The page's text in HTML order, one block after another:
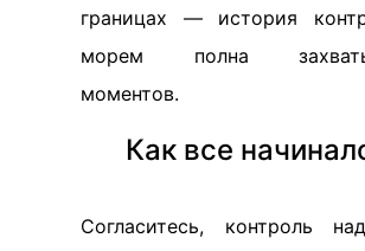
границах — история
морем полна
моментов.
Как все
Согласитесь, контроль